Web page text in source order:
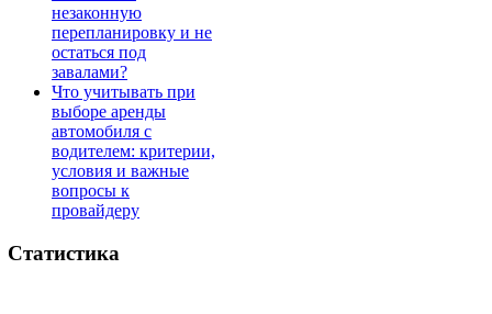
незаконную
перепланировку и не
остаться под
завалами?
Что учитывать при
выборе аренды
автомобиля с
водителем: критерии,
условия и важные
вопросы к
провайдеру
Статистика